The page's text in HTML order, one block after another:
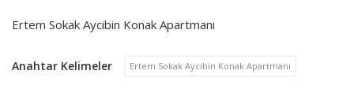
Ertem Sokak Aycibin Konak Apartmanı
Anahtar Kelimeler Ertem Sokak Aycibin Konak Apartmanı